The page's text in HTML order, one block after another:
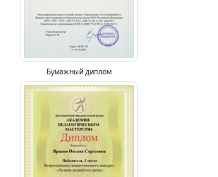
Бумажный диплом